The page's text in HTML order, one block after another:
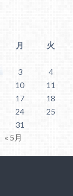
月
火
3
4
10
11
17
18
24
25
31
« 5月